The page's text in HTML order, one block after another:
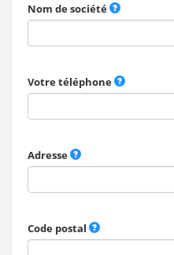
Nom de société
Votre téléphone
Adresse
Code postal